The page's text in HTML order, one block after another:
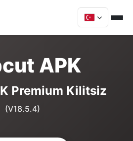
APK
Premium Kilitsiz
(V18.5.4)